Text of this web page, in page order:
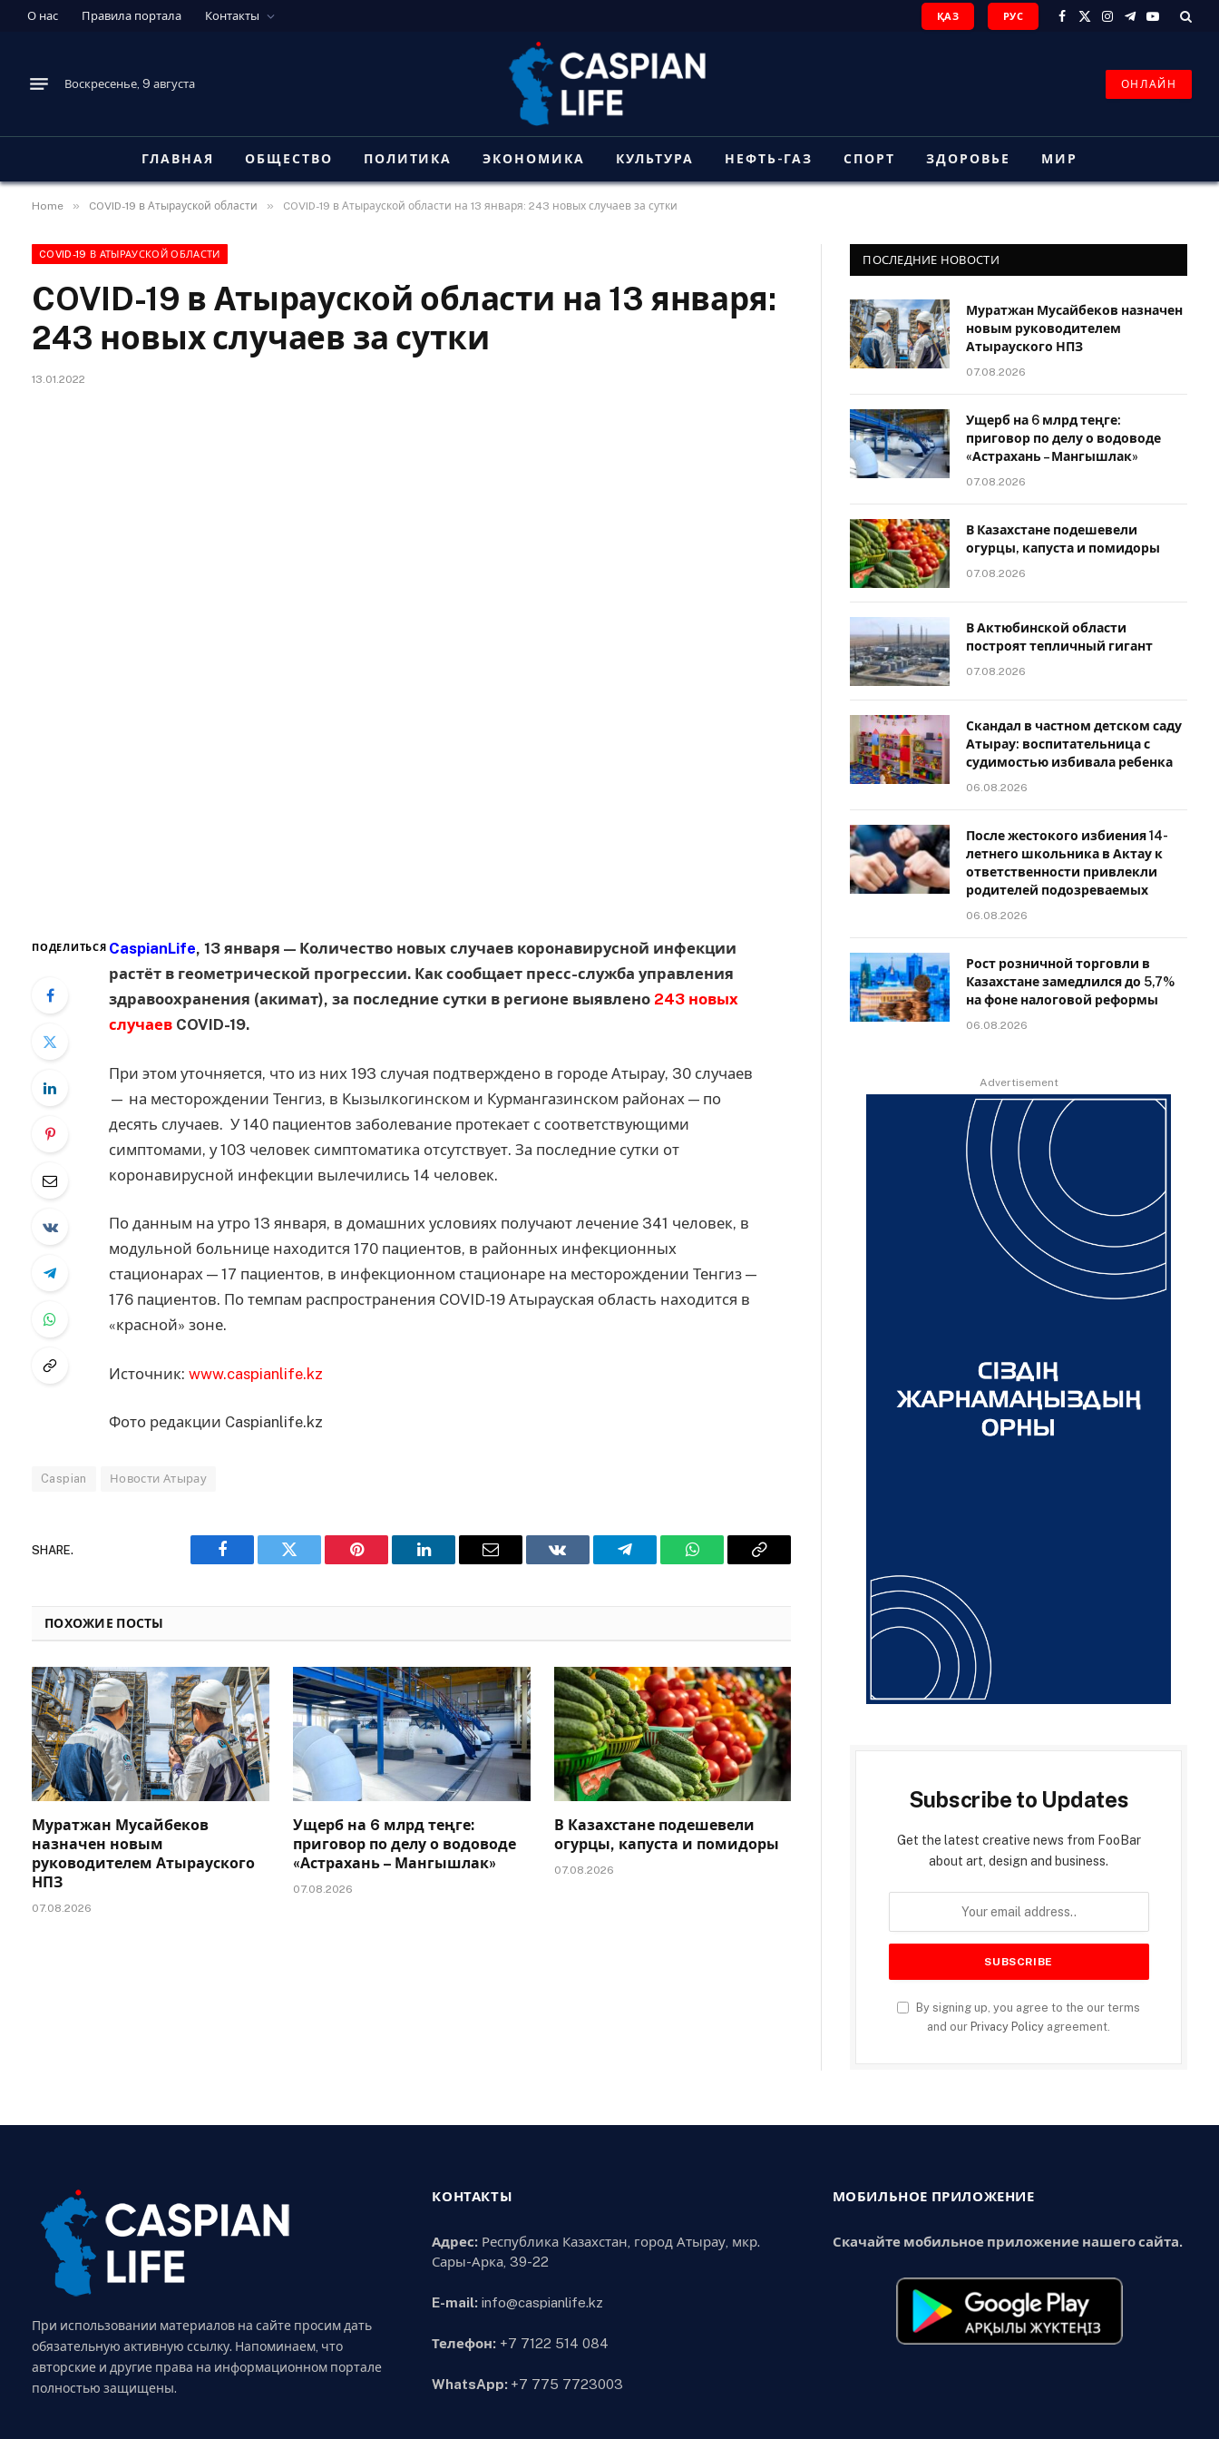
О нас Правила портала Контакты ҚАЗ РУС
Facebook
X
Instagram
Telegram
YouTube
Воскресенье, 9 августа ОНЛАЙН
ГЛАВНАЯ ОБЩЕСТВО ПОЛИТИКА ЭКОНОМИКА КУЛЬТУРА НЕФТЬ-ГАЗ СПОРТ ЗДОРОВЬЕ МИР
Home » COVID-19 в Атырауской области » COVID-19 в Атырауской области на 13 января: 243 новых случаев за сутки
COVID-19 В АТЫРАУСКОЙ ОБЛАСТИ
COVID-19 в Атырауской области на 13 января:
243 новых случаев за сутки
13.01.2022
ПОДЕЛИТЬСЯ CaspianLife, 13 января — Количество новых случаев коронавирусной инфекции
растёт в геометрической прогрессии. Как сообщает пресс-служба управления
здравоохранения (акимат), за последние сутки в регионе выявлено 243 новых
случаевCOVID-19.
При этом уточняется, что из них 193 случая подтверждено в городе Атырау, 30 случаев
— на месторождении Тенгиз, в Кызылкогинском и Курмангазинском районах — по
десять случаев. У 140 пациентов заболевание протекает с соответствующими
симптомами, у 103 человек симптоматика отсутствует. За последние сутки от
коронавирусной инфекции вылечились 14 человек.
По данным на утро 13 января, в домашних условиях получают лечение 341 человек, в
модульной больнице находится 170 пациентов, в районных инфекционных
стационарах — 17 пациентов, в инфекционном стационаре на месторождении Тенгиз —
176 пациентов. По темпам распространения COVID-19 Атырауская область находится в
«красной» зоне.
Источник: www.caspianlife.kz
Фото редакции Caspianlife.kz
Caspian Новости Атырау
SHARE.
Facebook Twitter Pinterest LinkedIn Email VKontakteTelegram WhatsAppCopy
ПОХОЖИЕ ПОСТЫ
Муратжан Мусайбеков
назначен новым
руководителем Атырауского
НПЗ
07.08.2026
Ущерб на 6 млрд теңге:
приговор по делу о водоводе
«Астрахань – Мангышлак»
07.08.2026
В Казахстане подешевели
огурцы, капуста и помидоры
07.08.2026
ПОСЛЕДНИЕ НОВОСТИ
Муратжан Мусайбеков назначен
новым руководителем
Атырауского НПЗ
07.08.2026
Ущерб на 6 млрд теңге:
приговор по делу о водоводе
«Астрахань – Мангышлак»
07.08.2026
В Казахстане подешевели
огурцы, капуста и помидоры
07.08.2026
В Актюбинской области
построят тепличный гигант
07.08.2026
Скандал в частном детском саду
Атырау: воспитательница с
судимостью избивала ребенка
06.08.2026
После жестокого избиения 14-
летнего школьника в Актау к
ответственности привлекли
родителей подозреваемых
06.08.2026
Рост розничной торговли в
Казахстане замедлился до 5,7%
на фоне налоговой реформы
06.08.2026
Advertisement
Subscribe to Updates
Get the latest creative news from FooBar
about art, design and business.
By signing up, you agree to the our terms
and our Privacy Policy agreement.
При использовании материалов на сайте просим дать
обязательную активную ссылку. Напоминаем, что
авторские и другие права на информационном портале
полностью защищены.
КОНТАКТЫ
Адрес: Республика Казахстан, город Атырау, мкр.
Сары-Арка, 39-22
E-mail: info@caspianlife.kz
Телефон: +7 7122 514 084
WhatsApp: +7 775 7723003
МОБИЛЬНОЕ ПРИЛОЖЕНИЕ
Скачайте мобильное приложение нашего сайта.